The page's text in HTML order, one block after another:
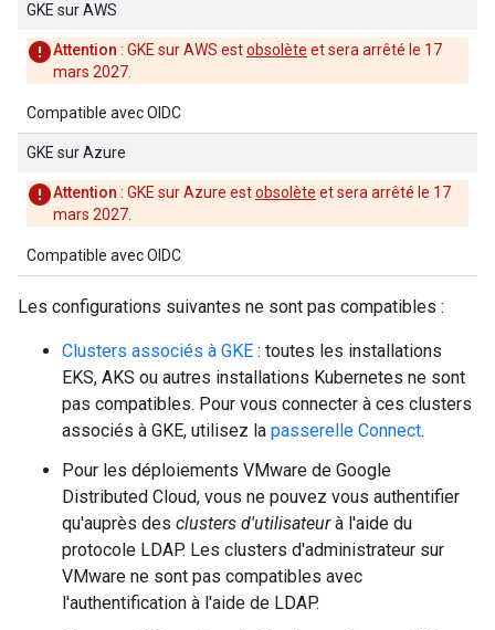
GKE sur AWS
Attention : GKE sur AWS estobsolète et sera arrêté le 17
mars 2027.
Compatible avec OIDC
GKE sur Azure
Attention : GKE sur Azure estobsolète et sera arrêté le 17
mars 2027.
Compatible avec OIDC
Les configurations suivantes ne sont pas compatibles :
Clusters associés à GKE : toutes les installations
EKS, AKS ou autres installations Kubernetes ne sont
pas compatibles. Pour vous connecter à ces clusters
associés à GKE, utilisez la passerelle Connect.
Pour les déploiements VMware de Google
Distributed Cloud, vous ne pouvez vous authentifier
qu'auprès des clusters d'utilisateurà l'aide du
protocole LDAP. Les clusters d'administrateur sur
VMware ne sont pas compatibles avec
l'authentification à l'aide de LDAP.